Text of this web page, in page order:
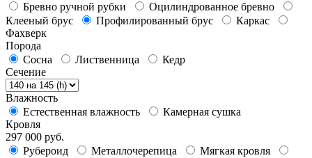
Бревно ручной рубки
Оцилиндрованное бревно
Клееный брус
Профилированный брус
Каркас
Фахверк
Порода
Сосна
Лиственница
Кедр
Сечение
Влажность
Естественная влажность
Камерная сушка
Кровля
297 000 руб.
Рубероид
Металлочерепица
Мягкая кровля